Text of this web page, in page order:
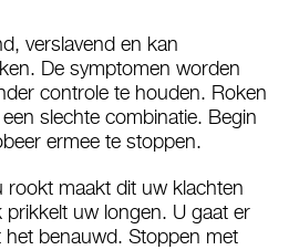
verslavend en kan
De symptomen worden
controle te houden. Roken
slechte combinatie. Begin
ermee te stoppen.
rookt maakt dit uw klachten
prikkelt uw longen. U gaat er
het benauwd. Stoppen met